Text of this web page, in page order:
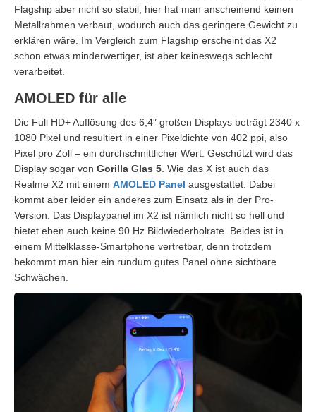
Flagship aber nicht so stabil, hier hat man anscheinend keinen
Metallrahmen verbaut, wodurch auch das geringere Gewicht zu
erklären wäre. Im Vergleich zum Flagship erscheint das X2
schon etwas minderwertiger, ist aber keineswegs schlecht
verarbeitet.
AMOLED für alle
Die Full HD+ Auflösung des 6,4″ großen Displays beträgt 2340 x
1080 Pixel und resultiert in einer Pixeldichte von 402 ppi, also
Pixel pro Zoll – ein durchschnittlicher Wert. Geschützt wird das
Display sogar von Gorilla Glas 5 . Wie das X ist auch das
Realme X2 mit einem AMOLED Panel ausgestattet. Dabei
kommt aber leider ein anderes zum Einsatz als in der Pro-
Version. Das Displaypanel im X2 ist nämlich nicht so hell und
bietet eben auch keine 90 Hz Bildwiederholrate. Beides ist in
einem Mittelklasse-Smartphone vertretbar, denn trotzdem
bekommt man hier ein rundum gutes Panel ohne sichtbare
Schwächen.